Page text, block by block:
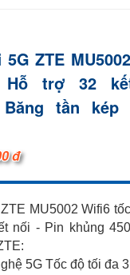
ZTE
Hỗ trợ 32
tần kép
đ
MU5002 Wifi6
nối - Pin khủng
5G Tốc độ tối đa